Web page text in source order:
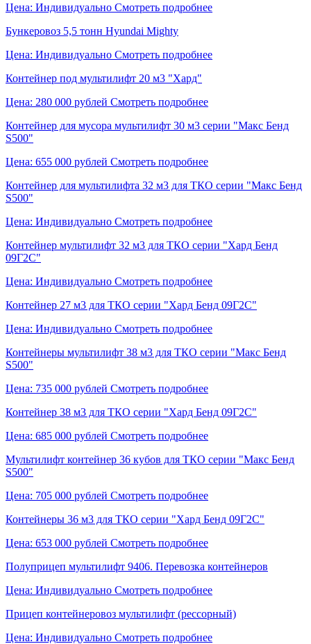
Цена: Индивидуально Смотреть подробнее
Бункеровоз 5,5 тонн Hyundai Mighty
Цена: Индивидуально Смотреть подробнее
Контейнер под мультилифт 20 м3 "Хард"
Цена: 280 000 рублей Смотреть подробнее
Контейнер для мусора мультилифт 30 м3 серии "Макс Бенд
S500"
Цена: 655 000 рублей Смотреть подробнее
Контейнер для мультилифта 32 м3 для ТКО серии "Макс Бенд
S500"
Цена: Индивидуально Смотреть подробнее
Контейнер мультилифт 32 м3 для ТКО серии "Хард Бенд
09Г2С"
Цена: Индивидуально Смотреть подробнее
Контейнер 27 м3 для ТКО серии "Хард Бенд 09Г2С"
Цена: Индивидуально Смотреть подробнее
Контейнеры мультилифт 38 м3 для ТКО серии "Макс Бенд
S500"
Цена: 735 000 рублей Смотреть подробнее
Контейнер 38 м3 для ТКО серии "Хард Бенд 09Г2С"
Цена: 685 000 рублей Смотреть подробнее
Мультилифт контейнер 36 кубов для ТКО серии "Макс Бенд
S500"
Цена: 705 000 рублей Смотреть подробнее
Контейнеры 36 м3 для ТКО серии "Хард Бенд 09Г2С"
Цена: 653 000 рублей Смотреть подробнее
Полуприцеп мультилифт 9406. Перевозка контейнеров
Цена: Индивидуально Смотреть подробнее
Прицеп контейнеровоз мультилифт (рессорный)
Цена: Индивидуально Смотреть подробнее